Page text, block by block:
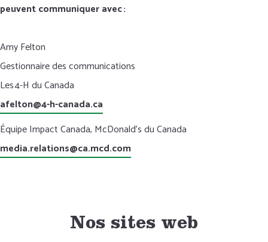
peuvent communiquer avec :
Amy Felton
Gestionnaire des communications
Les 4-H du Canada
afelton@4-h-canada.ca
Équipe Impact Canada, McDonald’s du Canada
media.relations@ca.mcd.com
Nos sites web